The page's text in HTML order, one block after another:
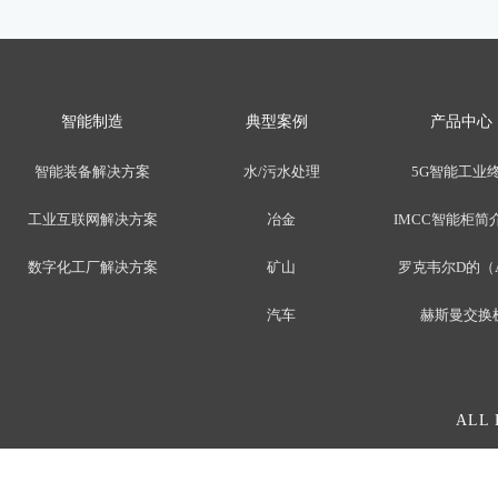
5G智能工业
IMCC智能柜简
罗克韦尔D的
赫斯曼交换
ALL
智能制造 典型案例 产品中心
智能装备解决方案
工业互联网解决方案
数字化工厂解决方案
水/污水处理
冶金
矿山
汽车